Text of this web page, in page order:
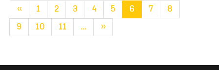
« 1 2 3 4 5 6 7 8
9 10 11 ... »